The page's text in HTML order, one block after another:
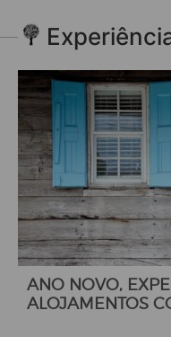
ANO NOVO,
ALOJAMENTOS